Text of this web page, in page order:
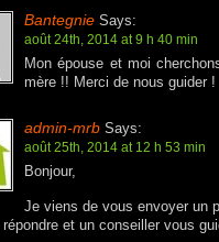
Bantegnie Says:
août 24th, 2014 at 9 h 40 min
Mon épouse et moi
mère !! Merci de nous guider !
admin-mrb Says:
août 25th, 2014 at 12 h 53 min
Bonjour,
Je viens de vous envoyer un
répondre et un conseiller vous